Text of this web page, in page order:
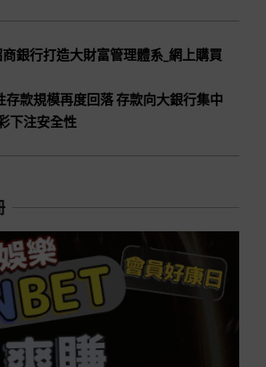
銀行打造大財富管理體系_網上購買
存款規模再度回落 存款向大銀行集中
下注安全性